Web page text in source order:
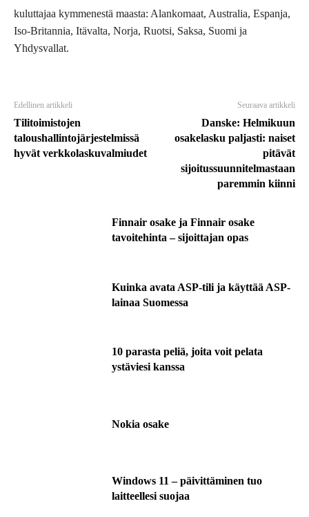
kuluttajaa kymmenestä maasta: Alankomaat, Australia, Espanja,
Iso-Britannia, Itävalta, Norja, Ruotsi, Saksa, Suomi ja
Yhdysvallat.
Edellinen artikkeli
Tilitoimistojen
taloushallintojärjestelmissä
hyvät verkkolaskuvalmiudet
Seuraava artikkeli
Danske: Helmikuun
osakelasku paljasti: naiset
pitävät
sijoitussuunnitelmastaan
paremmin kiinni
Finnair osake ja Finnair osake
tavoitehinta – sijoittajan opas
Kuinka avata ASP-tili ja käyttää ASP-
lainaa Suomessa
10 parasta peliä, joita voit pelata
ystäviesi kanssa
Nokia osake
Windows 11 – päivittäminen tuo
laitteellesi suojaa